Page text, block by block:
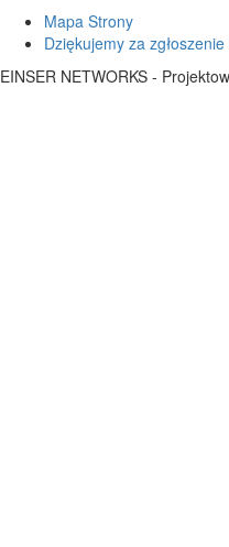
Mapa Strony
Dziękujemy za zgłoszenie
EINSER NETWORKS -